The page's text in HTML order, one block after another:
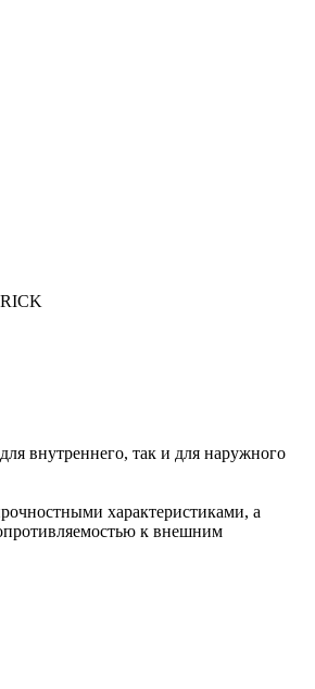
внутреннего, так и для наружного
характеристиками, а
к внешним